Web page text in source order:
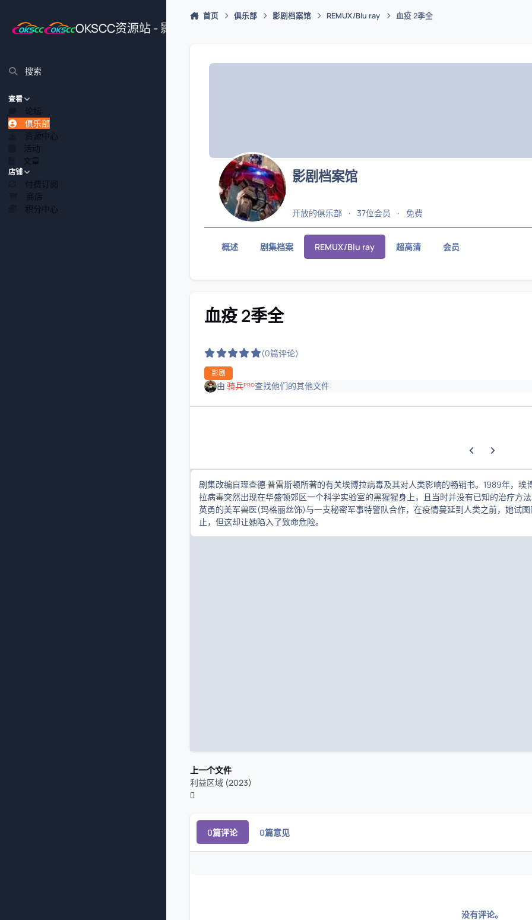
OKSCC资源站 - 影视、游戏、源码插件综合下载平台
搜索
查看
论坛
俱乐部
资源中心
活动
文章
店铺
付费订阅
商店
积分中心
首页 俱乐部 影剧档案馆 REMUX/Blu ray 血疫 2季全
影剧档案馆
开放的俱乐部 37位会员 免费
概述 剧集档案 REMUX/Blu ray 超高清 会员
血疫 2季全
(0篇评论)
影剧
由 骑兵ᴾᴿᴼ查找他们的其他文件
上一张轮播幻灯片
下一张轮播
剧集改编自理查德·普雷斯顿所著的有关埃博拉病毒及其对人类影响的畅销书。1989年，埃
拉病毒突然出现在华盛顿郊区一个科学实验室的黑猩猩身上，且当时并没有已知的治疗方
英勇的美军兽医(玛格丽丝饰)与一支秘密军事特警队合作，在疫情蔓延到人类之前，她试
止，但这却让她陷入了致命危险。
上一个文件
利益区域 (2023)
0篇评论 0篇意见
没有评论。